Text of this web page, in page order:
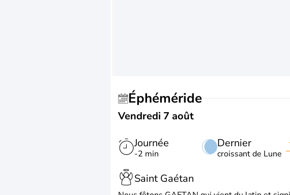
Éphéméride
Vendredi 7 août
Journée
-2 min
Dernier
croissant de Lune
Saint Gaétan